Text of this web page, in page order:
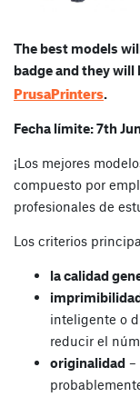
The best models
badge and they will
PrusaPrinters.
Fecha límite: 7th
¡Los mejores
compuesto por
profesionales de
Los criterios
la calidad
inteligente o
reducir el
originalidad –